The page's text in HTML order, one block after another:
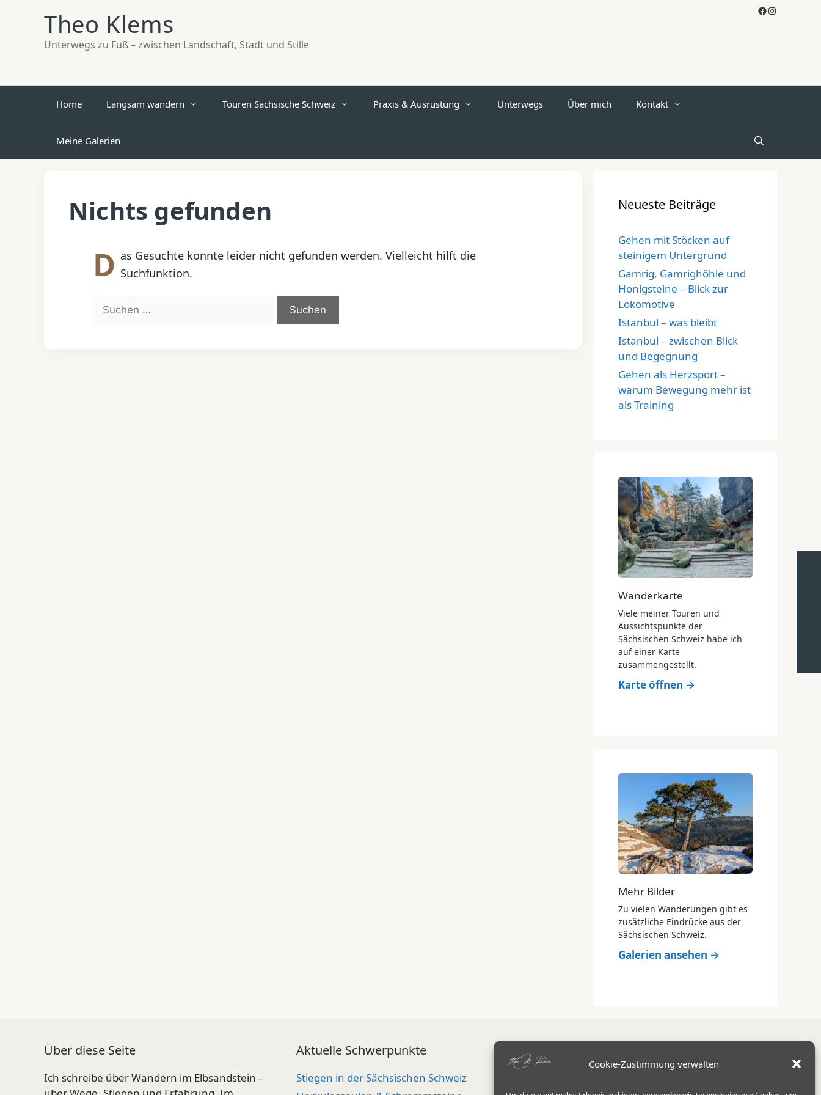
Cookie-Zustimmung verwalten
Facebook
Instagram
Theo Klems
Unterwegs zu Fuß – zwischen Landschaft, Stadt und Stille
Home Langsam wandern Touren Sächsische Schweiz Praxis & Ausrüstung Unterwegs Über mich Kontakt
Meine Galerien
Nichts gefunden
D as Gesuchte konnte leider nicht gefunden werden. Vielleicht hilft die
Suchfunktion.
Suchen
nach:
Neueste Beiträge
Gehen mit Stöcken auf
steinigem Untergrund
Gamrig, Gamrighöhle und
Honigsteine – Blick zur
Lokomotive
Istanbul – was bleibt
Istanbul – zwischen Blick
und Begegnung
Gehen als Herzsport –
warum Bewegung mehr ist
als Training
Wanderkarte
Viele meiner Touren und
Aussichtspunkte der
Sächsischen Schweiz habe ich
auf einer Karte
zusammengestellt.
Karte öffnen →
Mehr Bilder
Zu vielen Wanderungen gibt es
zusätzliche Eindrücke aus der
Sächsischen Schweiz.
Galerien ansehen →
Über diese Seite
Ich schreibe über Wandern im Elbsandstein –
Aktuelle Schwerpunkte
Stiegen in der Sächsischen Schweiz